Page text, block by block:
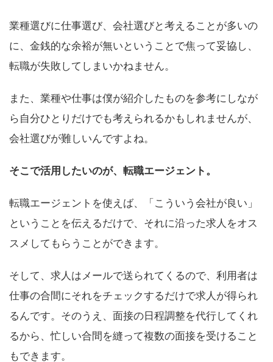
業種選びに仕事選び、会社選びと考えることが多いの
に、金銭的な余裕が無いということで焦って妥協し、
転職が失敗してしまいかねません。
また、業種や仕事は僕が紹介したものを参考にしなが
ら自分ひとりだけでも考えられるかもしれませんが、
会社選びが難しいんですよね。
そこで活用したいのが、転職エージェント。
転職エージェントを使えば、「こういう会社が良い」
ということを伝えるだけで、それに沿った求人をオス
スメしてもらうことができます。
そして、求人はメールで送られてくるので、利用者は
仕事の合間にそれをチェックするだけで求人が得られ
るんです。そのうえ、面接の日程調整を代行してくれ
るから、忙しい合間を縫って複数の面接を受けること
もできます。